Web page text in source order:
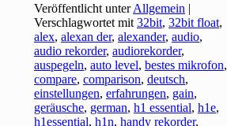
Veröffentlicht unter Allgemein |
Verschlagwortet mit 32bit,32bit float,
alex,alexan der,alexander,audio,
audio rekorder,audiorekorder,
auspegeln,auto level,bestes mikrofon,
compare,comparison,deutsch,
einstellungen,erfahrungen, gain,
geräusche, german,h1 essential,h1e,
h1essential,h1n,handy rekorder,